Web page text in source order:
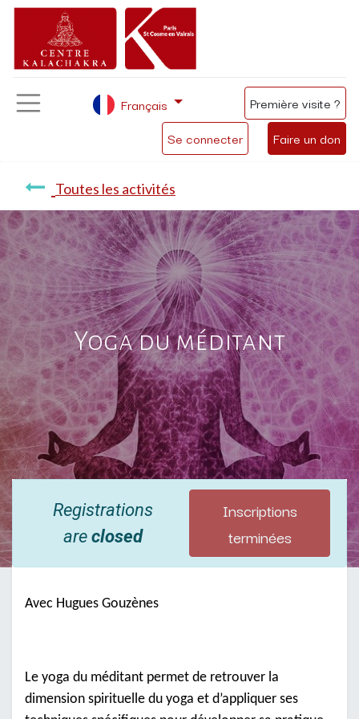
Se connecter Faire un don
Français Première visite ?
Toutes les activités
Yoga du méditant
Registrations
areclosed
Inscriptions
terminées
Avec Hugues Gouzènes
Le yoga du méditant permet de retrouver la
dimension spirituelle du yoga et d’appliquer ses